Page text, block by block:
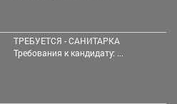
ТРЕБУЕТСЯ - САНИТАРКА
Требования к кандидату: ...